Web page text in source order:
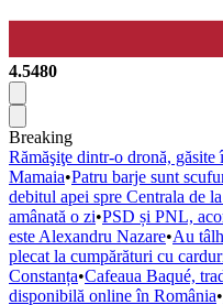
4.5480
Breaking
Rămăşiţe dintr-o dronă,
Mamaia•Patru barje sunt
debitul apei spre Centrala de
amânată o zi•PSD și PNL,
este Alexandru Nazare•Au
plecat la cumpărături cu
Constanța•Cafeaua Baqué,
disponibilă online în România•